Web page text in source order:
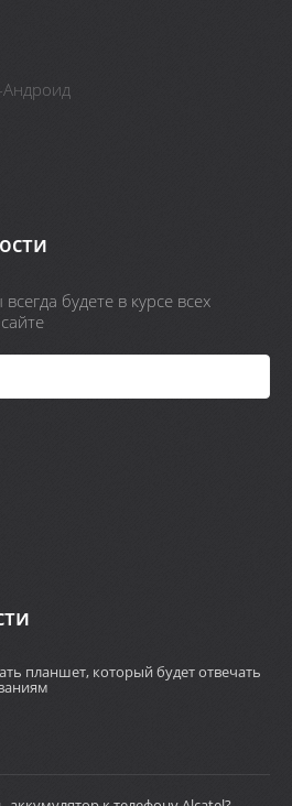
будете в курсе всех
планшет, который будет отвечать